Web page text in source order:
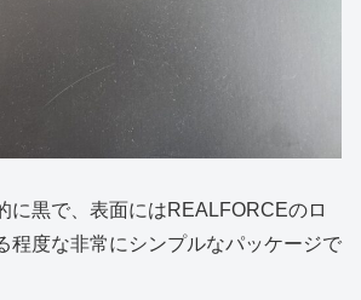
に黒で、表面にはREALFORCEのロ
程度な非常にシンプルなパッケージで